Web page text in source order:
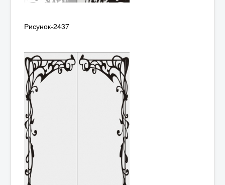
Рисунок-2437